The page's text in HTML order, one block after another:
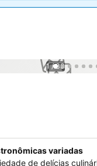
1 / 33
variadas
de delícias